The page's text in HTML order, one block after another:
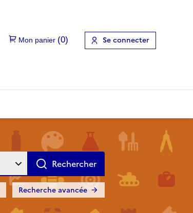
Se connecter
Recherche avancée